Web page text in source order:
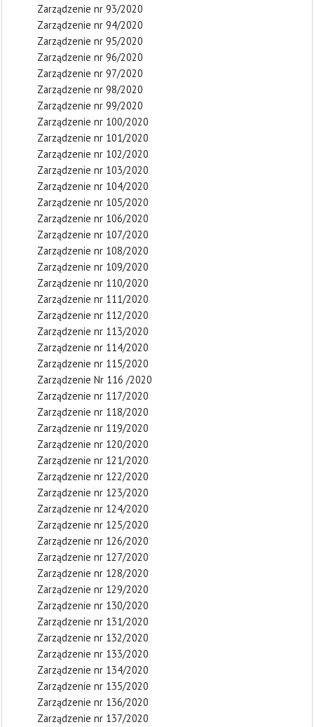
Zarządzenie nr 93/2020
Zarządzenie nr 94/2020
Zarządzenie nr 95/2020
Zarządzenie nr 96/2020
Zarządzenie nr 97/2020
Zarządzenie nr 98/2020
Zarządzenie nr 99/2020
Zarządzenie nr 100/2020
Zarządzenie nr 101/2020
Zarządzenie nr 102/2020
Zarządzenie nr 103/2020
Zarządzenie nr 104/2020
Zarządzenie nr 105/2020
Zarządzenie nr 106/2020
Zarządzenie nr 107/2020
Zarządzenie nr 108/2020
Zarządzenie nr 109/2020
Zarządzenie nr 110/2020
Zarządzenie nr 111/2020
Zarządzenie nr 112/2020
Zarządzenie nr 113/2020
Zarządzenie nr 114/2020
Zarządzenie nr 115/2020
Zarządzenie Nr 116 /2020
Zarządzenie nr 117/2020
Zarządzenie nr 118/2020
Zarządzenie nr 119/2020
Zarządzenie nr 120/2020
Zarządzenie nr 121/2020
Zarządzenie nr 122/2020
Zarządzenie nr 123/2020
Zarządzenie nr 124/2020
Zarządzenie nr 125/2020
Zarządzenie nr 126/2020
Zarządzenie nr 127/2020
Zarządzenie nr 128/2020
Zarządzenie nr 129/2020
Zarządzenie nr 130/2020
Zarządzenie nr 131/2020
Zarządzenie nr 132/2020
Zarządzenie nr 133/2020
Zarządzenie nr 134/2020
Zarządzenie nr 135/2020
Zarządzenie nr 136/2020
Zarządzenie nr 137/2020